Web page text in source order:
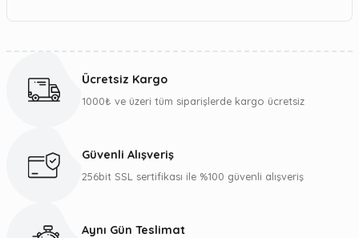
Ücretsiz Kargo
1000₺ ve üzeri tüm siparişlerde kargo ücretsiz
Güvenli Alışveriş
256bit SSL sertifikası ile %100 güvenli alışveriş
Aynı Gün Teslimat